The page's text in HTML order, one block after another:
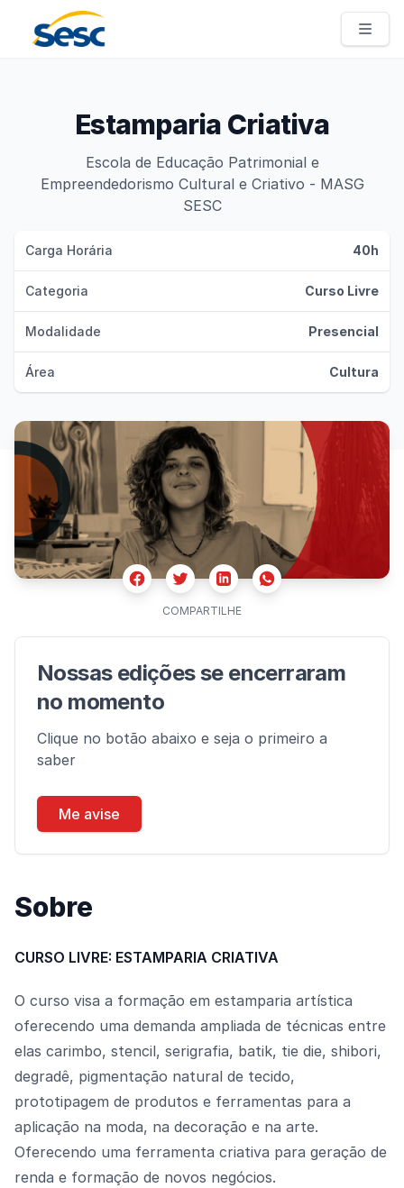
Sesc Pernambuco
Estamparia Criativa
Escola de Educação Patrimonial e
Empreendedorismo Cultural e Criativo - MASG
SESC
Carga Horária 40h
Categoria Curso Livre
Modalidade Presencial
Área Cultura
FacebookTwitterLinkedinWhatsapp
COMPARTILHE
Nossas edições se encerraram
no momento
Clique no botão abaixo e seja o primeiro a
saber
Me avise
Sobre
CURSO LIVRE: ESTAMPARIA CRIATIVA
O curso visa a formação em estamparia artística
oferecendo uma demanda ampliada de técnicas entre
elas carimbo, stencil, serigrafia, batik, tie die, shibori,
degradê, pigmentação natural de tecido,
prototipagem de produtos e ferramentas para a
aplicação na moda, na decoração e na arte.
Oferecendo uma ferramenta criativa para geração de
renda e formação de novos negócios.